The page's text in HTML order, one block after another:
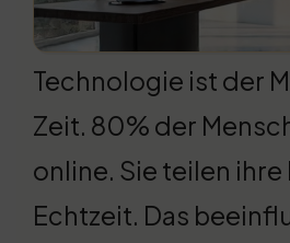
Technologie ist der
Zeit. 80% der
online. Sie teilen ihre
Echtzeit. Das